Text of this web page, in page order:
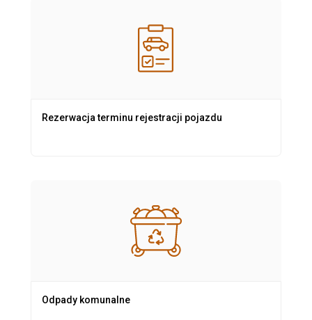
Rezerwacja terminu rejestracji pojazdu
Odpady komunalne